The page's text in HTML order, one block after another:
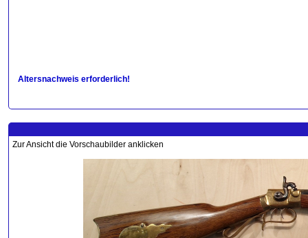
Altersnachweis erforderlich!
Zur Ansicht die Vorschaubilder anklicken